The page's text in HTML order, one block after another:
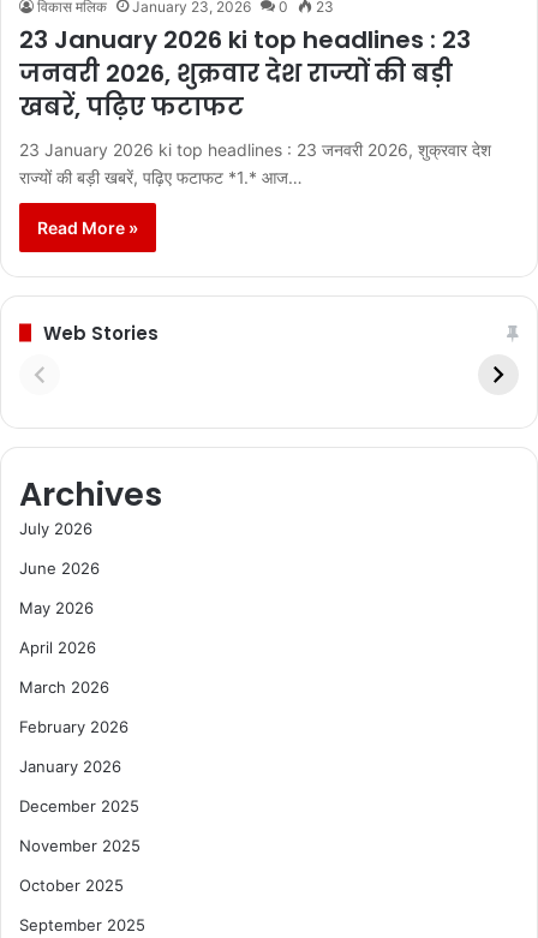
विकास मलिक January 23, 2026 0 23
23 January 2026 ki top headlines : 23
जनवरी 2026, शुक्रवार देश राज्यों की बड़ी
खबरें, पढ़िए फटाफट
23 January 2026 ki top headlines : 23 जनवरी 2026, शुक्रवार देश
राज्यों की बड़ी खबरें, पढ़िए फटाफट *1.* आज…
Read More »
Web Stories
Archives
July 2026
June 2026
May 2026
April 2026
March 2026
February 2026
January 2026
December 2025
November 2025
October 2025
September 2025